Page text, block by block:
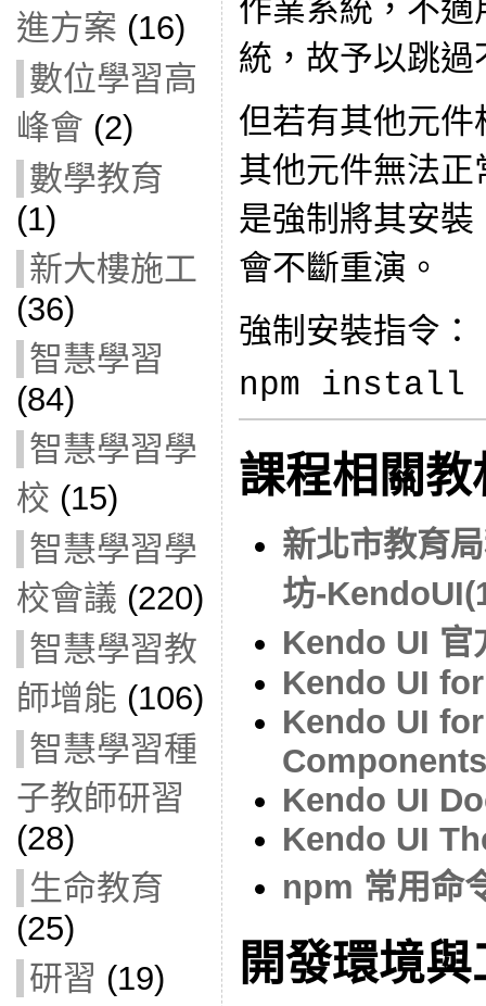
進方案 (16)
數位學習高
峰會 (2)
數學教育
(1)
新大樓施工
(36)
智慧學習
(84)
智慧學習學
校 (15)
智慧學習學
校會議 (220)
智慧學習教
師增能 (106)
智慧學習種
子教師研習
(28)
生命教育
(25)
研習 (19)
作業系統，不
統，故予以跳過
但若有其他元
其他元件無法
是強制將其安
會不斷重演。
強制安裝指令：
npm install
課程相關教
新北市教育
坊-
Kendo UI 官
Kendo UI
Kendo UI
Components
Kendo UI
Kendo UI
npm 常用命
開發環境